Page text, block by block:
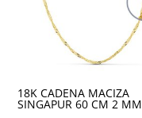
18K CADENA MACIZA
SINGAPUR 60 CM 2 MM